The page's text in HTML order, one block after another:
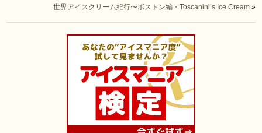
世界アイスクリーム紀行〜ボストン編・Toscanini’s Ice Cream»